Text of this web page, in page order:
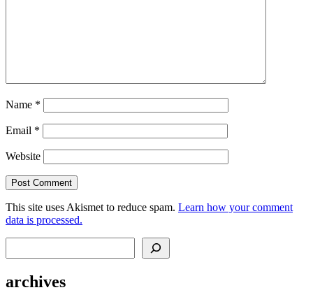
Name *
Email *
Website
This site uses Akismet to reduce spam. Learn how your comment
data is processed.
archives